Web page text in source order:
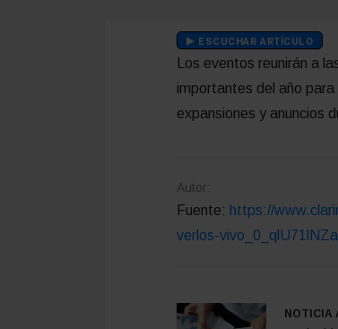
ESCUCHAR ARTÍCULO
Los eventos reunirán a
importantes del año
expansiones y anuncios
Autor:
Fuente: https://
verlos-
NOTICIA